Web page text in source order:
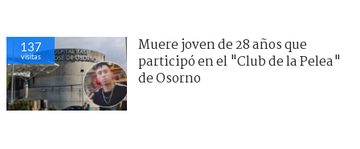
137
visitas
Muere joven de 28 años que
participó en el "Club de la Pelea"
de Osorno